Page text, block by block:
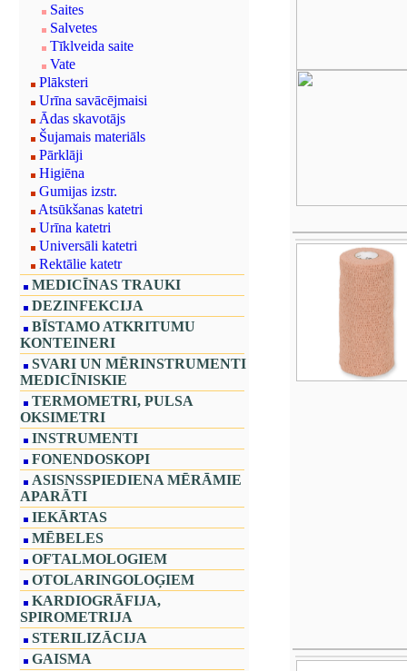
Saites
Salvetes
Tīklveida saite
Vate
Plāksteri
Urīna savācējmaisi
Ādas skavotājs
Šujamais materiāls
Pārklāji
Higiēna
Gumijas izstr.
Atsūkšanas katetri
Urīna katetri
Universāli katetri
Rektālie katetr
MEDICĪNAS TRAUKI
DEZINFEKCIJA
BĪSTAMO ATKRITUMU
KONTEINERI
SVARI UN MĒRINSTRUMENTI
MEDICĪNISKIE
TERMOMETRI, PULSA
OKSIMETRI
INSTRUMENTI
FONENDOSKOPI
ASISNSSPIEDIENA MĒRĀMIE
APARĀTI
IEKĀRTAS
MĒBELES
OFTALMOLOGIEM
OTOLARINGOLOĢIEM
KARDIOGRĀFIJA,
SPIROMETRIJA
STERILIZĀCIJA
GAISMA